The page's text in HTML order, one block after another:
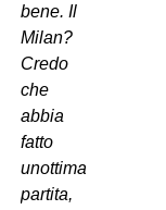
bene. Il
Milan?
Credo
che
abbia
fatto
unottima
partita,